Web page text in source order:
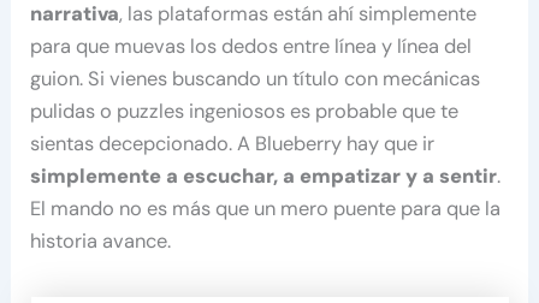
narrativa, las plataformas están ahí simplemente
para que muevas los dedos entre línea y línea del
guion. Si vienes buscando un título con mecánicas
pulidas o puzzles ingeniosos es probable que te
sientas decepcionado. A Blueberry hay que ir
simplemente a escuchar, a empatizar y a sentir.
El mando no es más que un mero puente para que la
historia avance.